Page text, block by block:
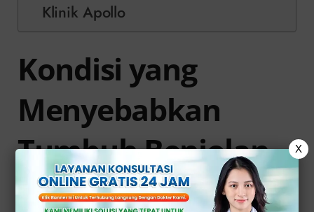
Klinik Apollo
Kondisi yang
Menyebabkan
Tumbuh Benjolan
Pada Testis
X